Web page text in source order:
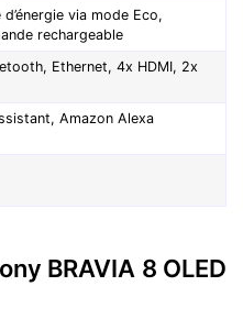
d’énergie via mode Eco,
rechargeable
Ethernet, 4x HDMI, 2x
Amazon Alexa
BRAVIA 8 OLED